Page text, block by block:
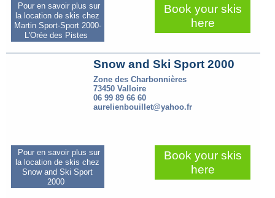
Pour en savoir plus sur
la location de skis chez
Martin Sport-Sport 2000-
L'Orée des Pistes
Book your skis
here
Snow and Ski Sport 2000
Zone des Charbonnières
73450 Valloire
06 99 89 66 60
aurelienbouillet@yahoo.fr
Pour en savoir plus sur
la location de skis chez
Snow and Ski Sport
2000
Book your skis
here